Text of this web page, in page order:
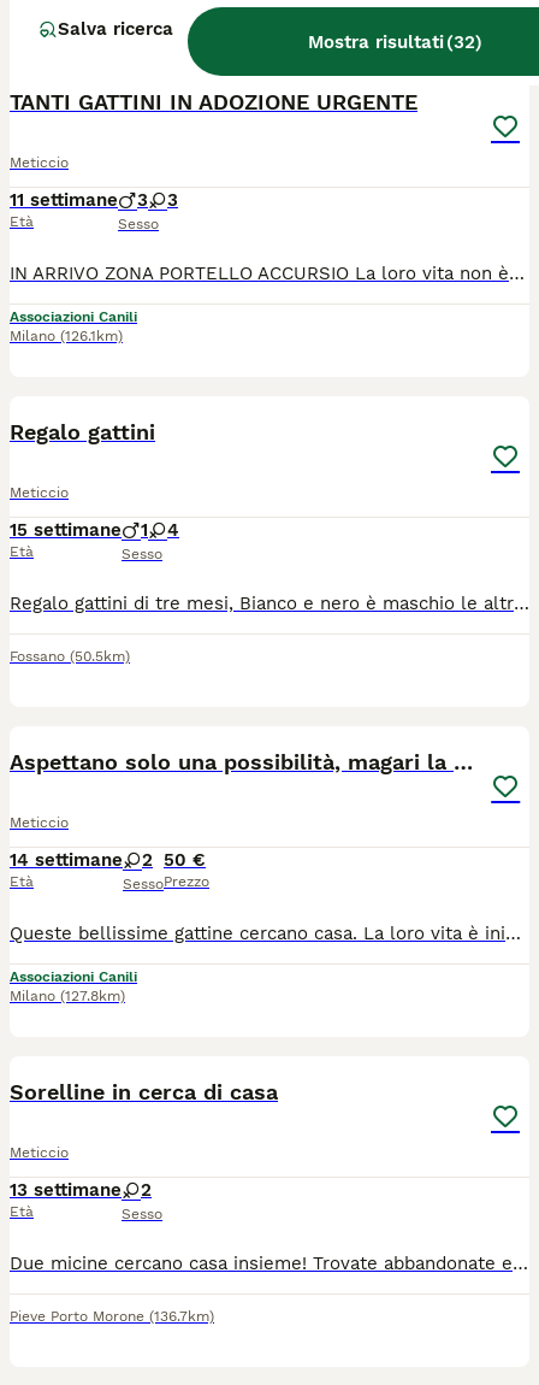
Salva ricerca
Mostra risultati(32)
TANTI GATTINI IN ADOZIONE URGENTE
Meticcio
11 settimane
Età
3 3
Sesso
IN ARRIVO ZONA PORTELLO ACCURSIO La loro vita non è iniziata nel migliore dei modi, ma adesso sono tutti salvi. Dai 2 mesetti ai 3 mesetti, hanno bisogno di una famiglia che dia loro una casa in sicurezza e tanto amore. Negativi malattie infettive, in buona salute adesso. Verranno affidati sverminati e vaccinati. Sterilizzazione obbligatoria. 3288176356
Associazioni Canili
Milano (126.1km)
Regalo gattini
Meticcio
15 settimane
Età
1 4
Sesso
Regalo gattini di tre mesi, Bianco e nero è maschio le altre sono femmine. Presso Fossano CN Adottabili subito
Fossano (50.5km)
Aspettano solo una possibilità, magari la tua
Meticcio
14 settimane
Età
2
Sesso
50 €
Prezzo
Queste bellissime gattine cercano casa. La loro vita è iniziata nel modo più ingiusto, sono state abbandonate quando avrebbero avuto bisogno di amore e protezione. Nonostante tutto non hanno perso la fiducia nelle persone. Sono gattine affettuose, curiosa, giocherellone, socievoli. Pronte a riempire di fuse,amore e allegria le o la famiglia che vorrà adottarle. In arrivo a Milano zona portello Accursio. Vaccinate e sverminate. Ma se non potete venire a prendere la gattina che avete scelto sarà lei ad arrivare direttamente a casa vostra. Per info nicoletta
Associazioni Canili
Milano (127.8km)
Sorelline in cerca di casa
Meticcio
13 settimane
Età
2
Sesso
Due micine cercano casa insieme! Trovate abbandonate erano piccolissime e con poca speranza di sopravvivere , sono state allattate.con biberon e tanta pazienza ora sono diventate.bellissime e inseparabili! Sono.molto affettuose e hanno bisogno di una casa sicura per sempre.
Pieve Porto Morone (136.7km)